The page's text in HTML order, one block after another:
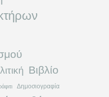
Βιβλίο
Δημοσιογραφία